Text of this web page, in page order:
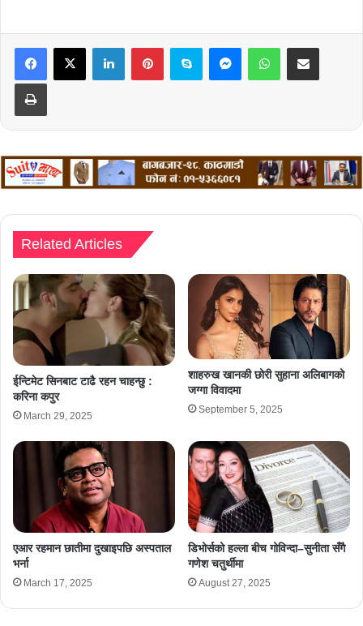
LinkedInPinterestSkype MessengerWhatsAppShare via Email
Print
Related Articles
ईन्टिमेट सिनबाट टाढै रहन चाहन्छु :
करिना कपुर
March 29, 2025
शाहरुख खानकी छोरी सुहाना अलिबागको
जग्गा विवादमा
September 5, 2025
एआर रहमान छातीमा दुखाइपछि अस्पताल
भर्ना
March 17, 2025
डिभोर्सको हल्ला बीच गोविन्दा–सुनीता सँगै
गणेश चतुर्थीमा
August 27, 2025